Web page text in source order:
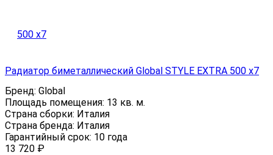
Радиатор биметаллический Global STYLE EXTRA 500 х7
Бренд: Global
Площадь помещения: 13 кв. м.
Страна сборки: Италия
Страна бренда: Италия
Гарантийный срок: 10 года
13 720 ₽